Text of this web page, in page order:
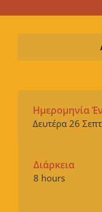
Ημερομηνία
Δευτέρα 26
Διάρκεια
8 hours